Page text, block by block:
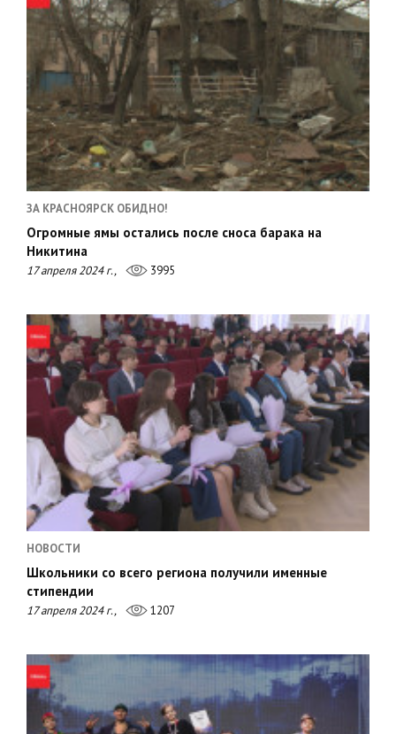
ЗА КРАСНОЯРСК ОБИДНО!
Огромные ямы остались после сноса барака на
Никитина
17 апреля 2024 г., 3995
НОВОСТИ
Школьники со всего региона получили именные
стипендии
17 апреля 2024 г., 1207